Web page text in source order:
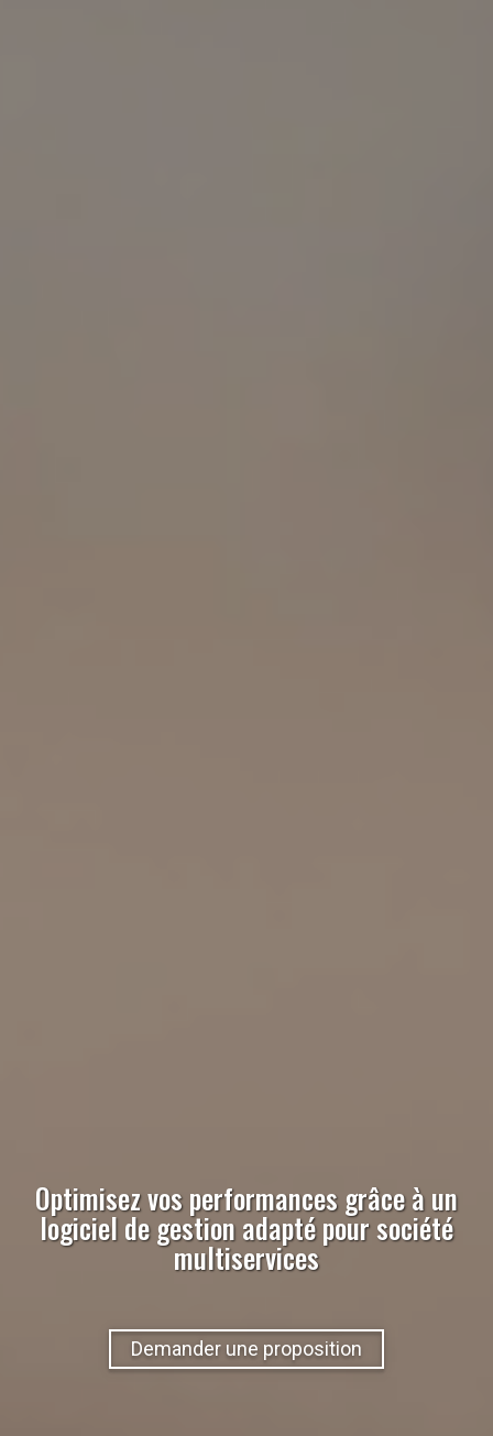
Optimisez vos performances grâce à un
logiciel de gestion adapté poursociété
multiservices
Demander une proposition